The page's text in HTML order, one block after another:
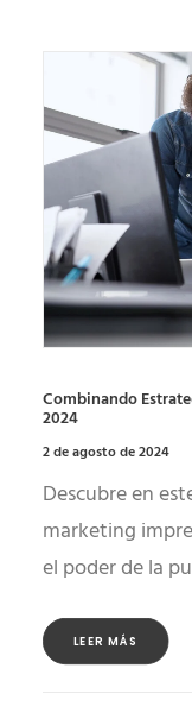
Combinando
2024
2 de agosto de 2024
Descubre en
marketing
el poder de la
LEER MÁS